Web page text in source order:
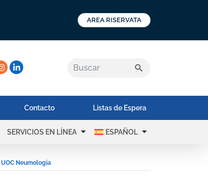
AREA RISERVATA
search
Contacto Listas de Espera
SERVICIOS EN LÍNEA arrow_drop_down ESPAÑOL arrow_drop_down
UOC Neumología